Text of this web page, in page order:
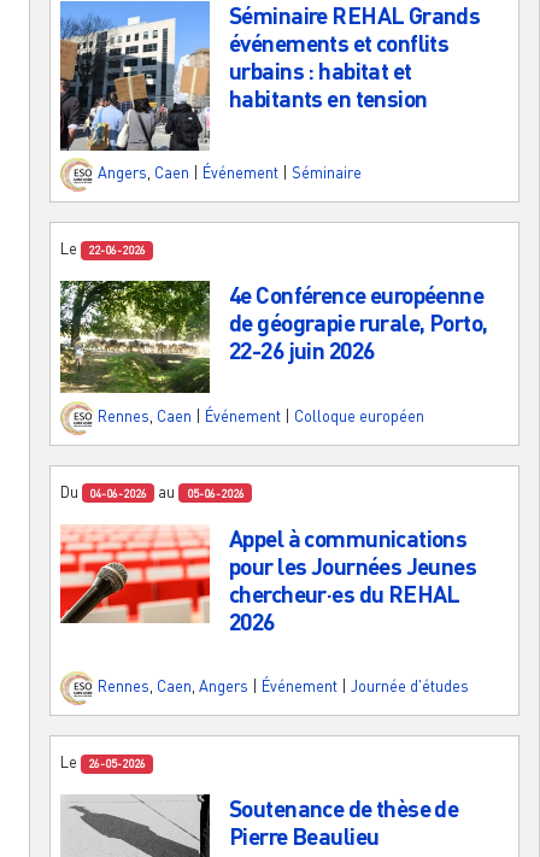
Séminaire REHAL Grands
événements et conflits
urbains : habitat et
habitants en tension
Angers, Caen Événement Séminaire
Le 22-06-2026
4e Conférence européenne
de géograpie rurale, Porto,
22-26 juin 2026
Rennes Caen Événement Colloque européen
Du 04-06-2026 au 05-06-2026
Appel à communications
pour les Journées Jeunes
chercheur·es du REHAL
2026
Rennes, Caen, Angers Événement Journée d'études
Le 26-05-2026
Soutenance de thèse de
Pierre Beaulieu